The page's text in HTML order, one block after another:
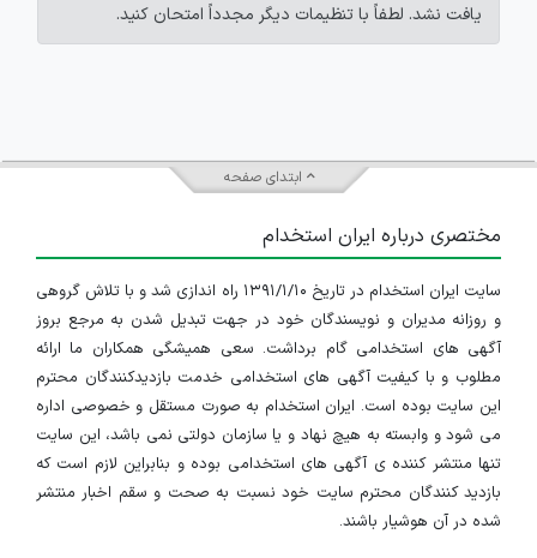
یافت نشد. لطفاً با تنظیمات دیگر مجدداً امتحان کنید.
ابتدای صفحه
مختصری درباره ایران استخدام
سایت ایران استخدام در تاریخ ۱۳۹۱/۱/۱۰ راه اندازی شد و با تلاش گروهی
و روزانه مدیران و نویسندگان خود در جهت تبدیل شدن به مرجع بروز
آگهی های استخدامی گام برداشت. سعی همیشگی همکاران ما ارائه
مطلوب و با کیفیت آگهی های استخدامی خدمت بازدیدکنندگان محترم
این سایت بوده است. ایران استخدام به صورت مستقل و خصوصی اداره
می شود و وابسته به هیچ نهاد و یا سازمان دولتی نمی باشد، این سایت
تنها منتشر کننده ی آگهی های استخدامی بوده و بنابراین لازم است که
بازدید کنندگان محترم سایت خود نسبت به صحت و سقم اخبار منتشر
شده در آن هوشیار باشند.